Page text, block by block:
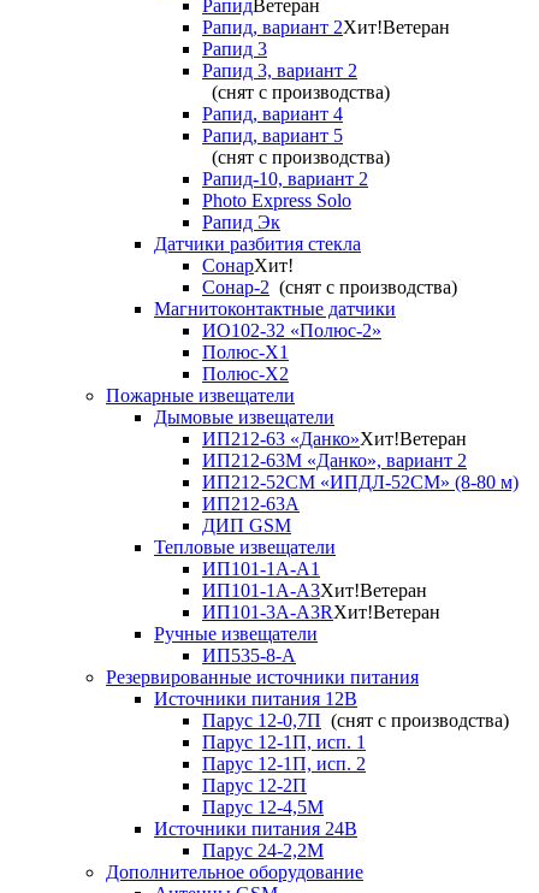
РапидВетеран
Рапид, вариант 2Хит!Ветеран
Рапид 3
Рапид 3, вариант 2
(снят с производства)
Рапид, вариант 4
Рапид, вариант 5
(снят с производства)
Рапид-10, вариант 2
Photo Express Solo
Рапид Эк
Датчики разбития стекла
СонарХит!
Сонар-2 (снят с производства)
Магнитоконтактные датчики
ИО102-32 «Полюс-2»
Полюс-X1
Полюс-X2
Пожарные извещатели
Дымовые извещатели
ИП212-63 «Данко»Хит!Ветеран
ИП212-63М «Данко», вариант 2
ИП212-52СМ «ИПДЛ-52СМ» (8-80 м)
ИП212-63А
ДИП GSM
Тепловые извещатели
ИП101-1А-А1
ИП101-1А-А3Хит!Ветеран
ИП101-3А-А3RХит!Ветеран
Ручные извещатели
ИП535-8-А
Резервированные источники питания
Источники питания 12В
Парус 12-0,7П (снят с производства)
Парус 12-1П, исп. 1
Парус 12-1П, исп. 2
Парус 12-2П
Парус 12-4,5М
Источники питания 24В
Парус 24-2,2М
Дополнительное оборудование